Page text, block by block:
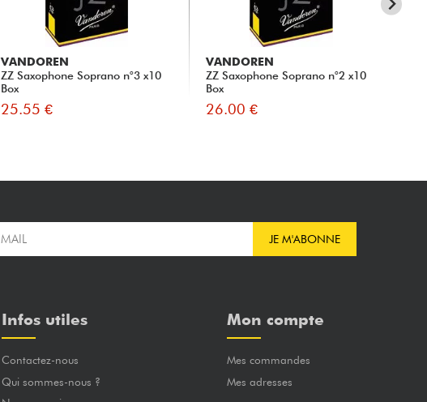
VANDOREN
ZZ Saxophone Soprano n°3 x10
Box
25.55 €
VANDOREN
ZZ Saxophone Soprano n°2 x10
Box
26.00 €
JE M'ABONNE
Infos utiles
Contactez-nous
Qui sommes-nous ?
Mon compte
Mes commandes
Mes adresses